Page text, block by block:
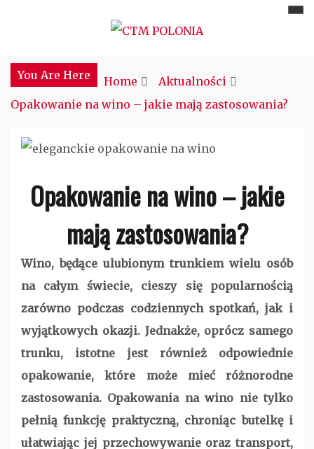
CTM POLONIA
You Are Here
Home
Aktualności
Opakowanie na wino – jakie mają zastosowania?
Opakowanie na wino – jakie
mają zastosowania?
Wino, będące ulubionym trunkiem wielu osób
na całym świecie, cieszy się popularnością
zarówno podczas codziennych spotkań, jak i
wyjątkowych okazji. Jednakże, oprócz samego
trunku, istotne jest również odpowiednie
opakowanie, które może mieć różnorodne
zastosowania. Opakowania na wino nie tylko
pełnią funkcję praktyczną, chroniąc butelkę i
ułatwiając jej przechowywanie oraz transport,